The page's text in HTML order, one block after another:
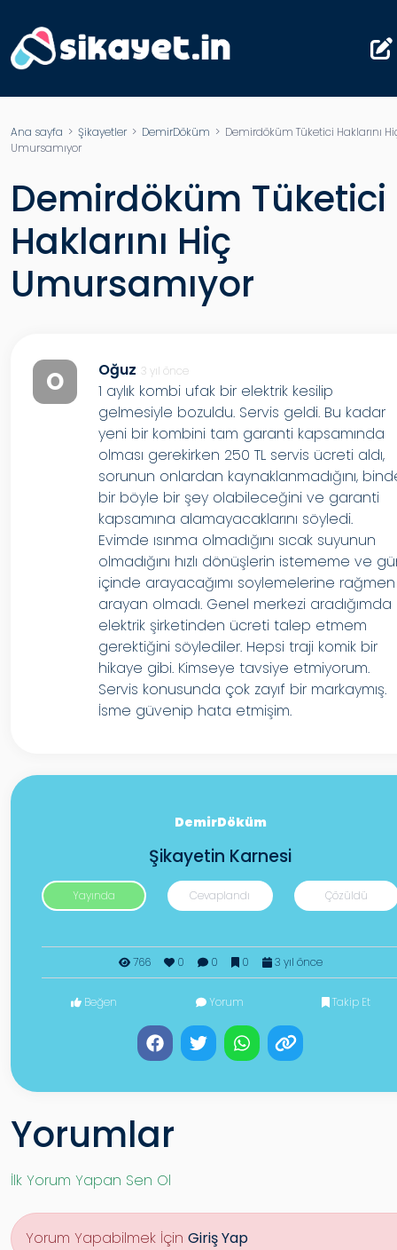
Ana sayfa > Şikayetler> DemirDöküm > Demirdöküm Tüketici Haklarını
Umursamıyor
Demirdöküm Tüketici
Haklarını Hiç
Umursamıyor
O Oğuz 3 yıl önce
1 aylık kombi ufak bir elektrik kesilip
gelmesiyle bozuldu. Servis geldi. Bu kadar
yeni bir kombini tam garanti kapsamında
olması gerekirken 250 TL servis ücreti aldı,
sorunun onlardan kaynaklanmadığını,
bir böyle bir şey olabileceğini ve garanti
kapsamına alamayacaklarını söyledi.
Evimde ısınma olmadığını sıcak suyunun
olmadığını hızlı dönüşlerin istememe ve
içinde arayacağımı soylemelerine rağmen
arayan olmadı. Genel merkezi aradığımda
elektrik şirketinden ücreti talep etmem
gerektiğini söylediler. Hepsi traji komik bir
hikaye gibi. Kimseye tavsiye etmiyorum.
Servis konusunda çok zayıf bir markaymış.
İsme güvenip hata etmişim.
DemirDöküm
Şikayetin Karnesi
Yayında Cevaplandı Çözüldü
766 0 0 0 3 yıl önce
Beğen Yorum Takip Et
Yorumlar
İlk Yorum Yapan Sen Ol
Yorum Yapabilmek İçin Giriş Yap